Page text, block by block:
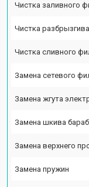
Чистка заливного
Чистка
Чистка сливного
Замена сетевого
Замена жгута
Замена шкива
Замена верхнего
Замена пружин